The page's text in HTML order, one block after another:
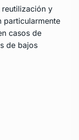
reutilización y
particularmente
casos de
de bajos